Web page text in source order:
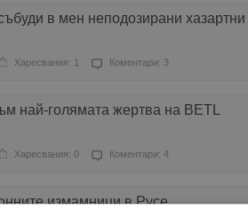
в мен неподозирани хазартни
Харесвания: 1 Коментари: 3
най-голямата жертва на BETL
Харесвания: 0 Коментари: 4
измамници в Русе